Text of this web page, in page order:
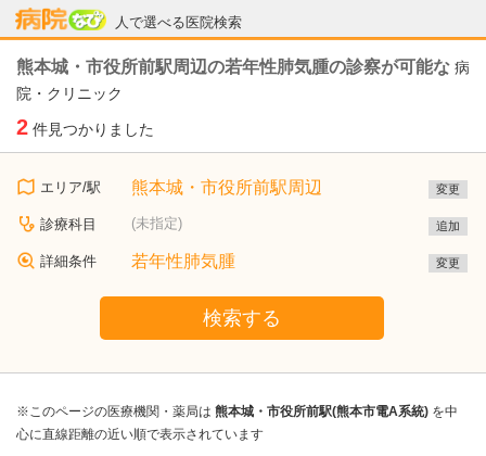
人で選べる医院検索
病院なび
熊本城・市役所前駅周辺の若年性肺気腫の診察が可能な 病
院・クリニック
2 件見つかりました
エリア/駅 熊本城・市役所前駅周辺 変更
診療科目 (未指定) 追加
詳細条件 若年性肺気腫 変更
検索する
※このページの医療機関・薬局は 熊本城・市役所前駅(熊本市電A系統) を中
心に直線距離の近い順で表示されています